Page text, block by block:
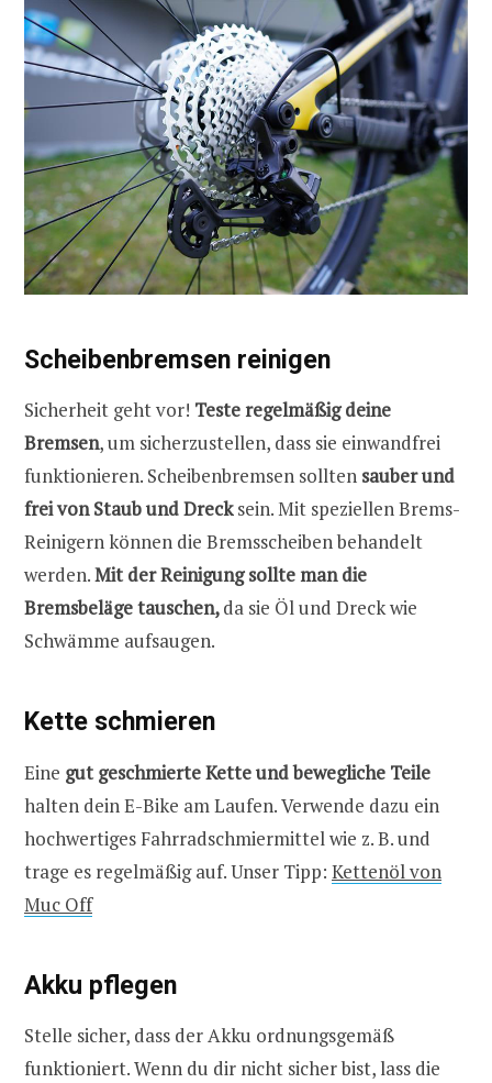
Scheibenbremsen reinigen
Sicherheit geht vor! Teste regelmäßig deine
Bremsen, um sicherzustellen, dass sie einwandfrei
funktionieren. Scheibenbremsen sollten sauber und
frei von Staub und Drecksein. Mit speziellen Brems-
Reinigern können die Bremsscheiben behandelt
werden.Mit der Reinigung sollte man die
Bremsbeläge tauschen,da sie Öl und Dreck wie
Schwämme aufsaugen.
Kette schmieren
Eine gut geschmierte Kette und bewegliche Teile
halten dein E-Bike am Laufen. Verwende dazu ein
hochwertiges Fahrradschmiermittel wie z. B. und
trage es regelmäßig auf. Unser Tipp: Kettenöl von
Muc Off
Akku pflegen
Stelle sicher, dass der Akku ordnungsgemäß
funktioniert. Wenn du dir nicht sicher bist, lass die